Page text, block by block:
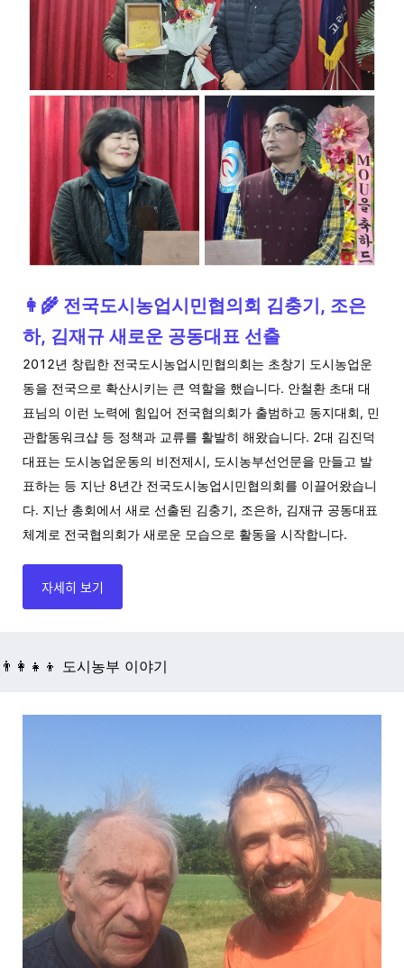
👩‍🌾 전국도시농업시민협의회 김충기, 조은
하, 김재규 새로운 공동대표 선출
2012년 창립한 전국도시농업시민협의회는 초창기 도시농업운
동을 전국으로 확산시키는 큰 역할을 했습니다. 안철환 초대 대
표님의 이런 노력에 힘입어 전국협의회가 출범하고 동지대회, 민
관합동워크샵 등 정책과 교류를 활발히 해왔습니다. 2대 김진덕
대표는 도시농업운동의 비전제시, 도시농부선언문을 만들고 발
표하는 등 지난 8년간 전국도시농업시민협의회를 이끌어왔습니
다. 지난 총회에서 새로 선출된 김충기, 조은하, 김재규 공동대표
체계로 전국협의회가 새로운 모습으로 활동을 시작합니다.
자세히 보기
👨‍👩‍👧‍👦 도시농부 이야기